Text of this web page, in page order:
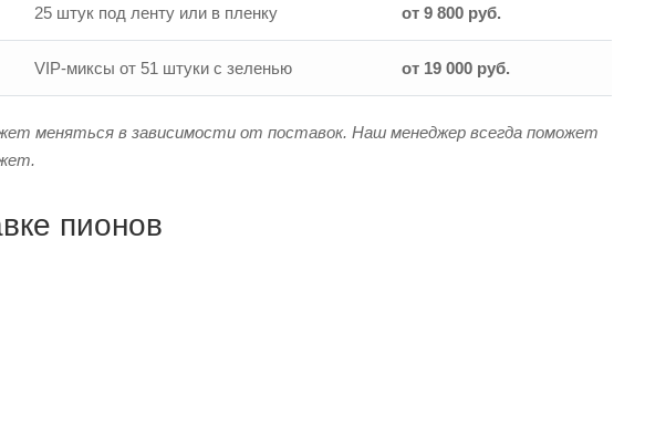
25 штук под ленту или в пленку от 9 800 руб.
VIP-миксы от 51 штуки с зеленью от 19 000 руб.
меняться в зависимости от поставок. Наш менеджер всегда поможет
пионов